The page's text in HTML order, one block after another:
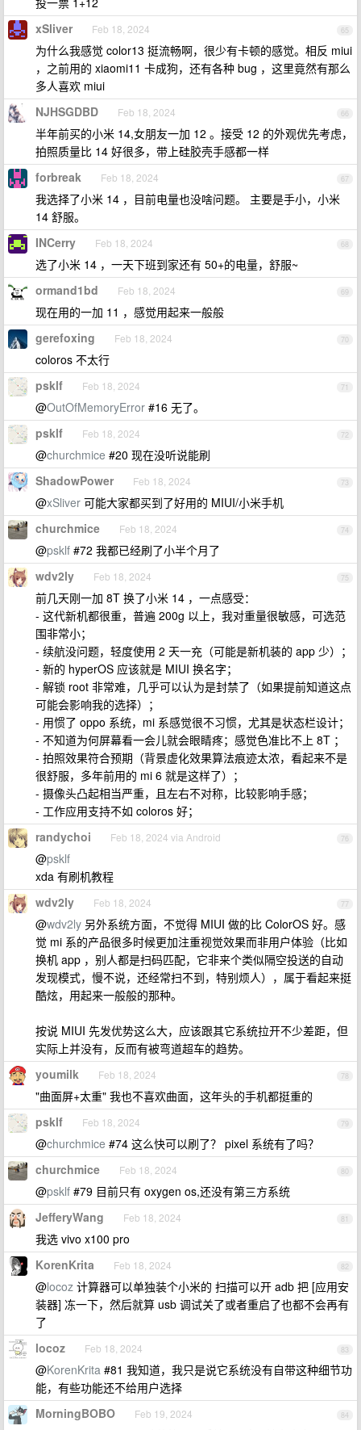
65
xSliver Feb 18, 2024
为什么我感觉 color13 挺流畅啊，很少有卡顿的感觉。相反 miui
，之前用的 xiaomi11 卡成狗，还有各种 bug ，这里竟然有那么
多人喜欢 miui
66
NJHSGDBD Feb 18, 2024
半年前买的小米 14,女朋友一加 12 。接受 12 的外观优先考虑，
拍照质量比 14 好很多，带上硅胶壳手感都一样
67
forbreak Feb 18, 2024
我选择了小米 14 ，目前电量也没啥问题。 主要是手小，小米
14 舒服。
68
INCerry Feb 18, 2024
选了小米 14 ，一天下班到家还有 50+的电量，舒服~
69
ormand1bd Feb 18, 2024
现在用的一加 11 ，感觉用起来一般般
70
gerefoxing Feb 18, 2024
coloros 不太行
71
psklf Feb 18, 2024
@OutOfMemoryError #16 无了。
72
psklf Feb 18, 2024
@churchmice #20 现在没听说能刷
73
ShadowPower Feb 18, 2024
@xSliver 可能大家都买到了好用的 MIUI/小米手机
74
churchmice Feb 18, 2024
@psklf #72 我都已经刷了小半个月了
75
wdv2ly Feb 18, 2024
前几天刚一加 8T 换了小米 14 ，一点感受：
- 这代新机都很重，普遍 200g 以上，我对重量很敏感，可选范
围非常小；
- 续航没问题，轻度使用 2 天一充（可能是新机装的 app 少）；
- 新的 hyperOS 应该就是 MIUI 换名字；
- 解锁 root 非常难，几乎可以认为是封禁了（如果提前知道这点
可能会影响我的选择）；
- 用惯了 oppo 系统，mi 系感觉很不习惯，尤其是状态栏设计；
- 不知道为何屏幕看一会儿就会眼睛疼；感觉色准比不上 8T ；
- 拍照效果符合预期（背景虚化效果算法痕迹太浓，看起来不是
很舒服，多年前用的 mi 6 就是这样了）；
- 摄像头凸起相当严重，且左右不对称，比较影响手感；
- 工作应用支持不如 coloros 好；
76
randychoi Feb 18, 2024 via Android
@psklf
xda 有刷机教程
77
wdv2ly Feb 18, 2024
@wdv2ly 另外系统方面，不觉得 MIUI 做的比 ColorOS 好。感
觉 mi 系的产品很多时候更加注重视觉效果而非用户体验（比如
换机 app ，别人都是扫码匹配，它非来个类似隔空投送的自动
发现模式，慢不说，还经常扫不到，特别烦人），属于看起来挺
酷炫，用起来一般般的那种。
按说 MIUI 先发优势这么大，应该跟其它系统拉开不少差距，但
实际上并没有，反而有被弯道超车的趋势。
78
youmilk Feb 18, 2024
"曲面屏+太重" 我也不喜欢曲面，这年头的手机都挺重的
79
psklf Feb 18, 2024
@churchmice #74 这么快可以刷了？ pixel 系统有了吗？
80
churchmice Feb 18, 2024
@psklf #79 目前只有 oxygen os,还没有第三方系统
81
JefferyWang Feb 18, 2024
我选 vivo x100 pro
82
KorenKrita Feb 18, 2024
@locoz 计算器可以单独装个小米的 扫描可以开 adb 把 [应用安
装器] 冻一下，然后就算 usb 调试关了或者重启了也都不会再有
了
83
locoz Feb 18, 2024
@KorenKrita #81 我知道，我只是说它系统没有自带这种细节功
能，有些功能还不给用户选择
84
MorningBOBO Feb 19, 2024